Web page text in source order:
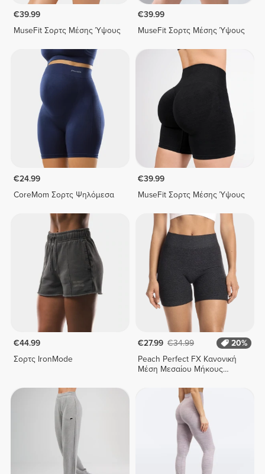
€39.99
MuseFit Σορτς Μέσης Ύψους
€39.99
MuseFit Σορτς Μέσης Ύψους
€24.99
CoreMom Σορτς Ψηλόμεσα
€39.99
MuseFit Σορτς Μέσης Ύψους
€44.99
Σορτς IronMode
€27.99 €34.99
20%
Peach Perfect FX Κανονική
Μέση Μεσαίου Μήκους